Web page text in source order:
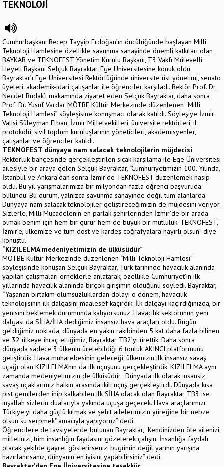
TEKNOLOJİ
Cumhurbaşkanı Recep Tayyip Erdoğan’ın öncülüğünde başlayan Milli
Teknoloji Hamlesine özellikle savunma sanayinde önemli katkıları olan
BAYKAR ve TEKNOFEST Yönetim Kurulu Başkanı, T3 Vakfı Mütevelli
Heyeti Başkanı Selçuk Bayraktar, Ege Üniversitesine konuk oldu.
Bayraktar’ı Ege Üniversitesi Rektörlüğünde üniversite üst yönetimi, senato
üyeleri, akademik-idari çalışanlar ile öğrenciler karşıladı. Rektör Prof. Dr.
Necdet Budak’ı makamında ziyaret eden Selçuk Bayraktar, daha sonra
Prof. Dr. Yusuf Vardar MÖTBE Kültür Merkezinde düzenlenen “Milli
Teknoloji Hamlesi” söyleşisine konuşmacı olarak katıldı. Söyleşiye İzmir
Valisi Süleyman Elban, İzmir Milletvekilleri, üniversite rektörleri, il
protokolü, sivil toplum kuruluşlarının yöneticileri, akademisyenler,
çalışanlar ve öğrenciler katıldı.
TEKNOFEST dünyaya nam salacak teknolojilerin müjdecisi
Rektörlük bahçesinde gerçekleştirilen sıcak karşılama ile Ege Üniversitesi
ailesiyle bir araya gelen Selçuk Bayraktar, “Cumhuriyetimizin 100. Yılında,
İstanbul ve Ankara’dan sonra İzmir’de TEKNOFEST düzenlemek nasip
oldu. Bu yıl yarışmalarımıza bir milyondan fazla öğrenci başvuruda
bulundu. Bu durum, yalnızca savunma sanayinde değil tüm alanlarda
Dünyaya nam salacak teknolojiler geliştireceğimizin de müjdesini veriyor.
Sizlerle, Milli Mücadelenin en parlak şehirlerinden İzmir’de bir arada
olmak benim için hem bir gurur hem de büyük bir mutluluk. TEKNOFEST,
İzmir’e, ülkemize ve tüm dost ve kardeş coğrafyalara hayırlı olsun” diye
konuştu.
“KIZILELMA medeniyetimizin de ülküsüdür”
MÖTBE Kültür Merkezinde düzenlenen “Milli Teknoloji Hamlesi”
söyleşisinde konuşan Selçuk Bayraktar, Türk tarihinde havacılık alanında
yapılan çalışmaları örneklerle anlatarak, özellikle Cumhuriyet’in ilk
yıllarında havacılık alanında birçok girişimin olduğunu söyledi. Bayraktar,
“Yaşanan birtakım olumsuzluklardan dolayı o dönem, havacılık
teknolojisinin ilk dalgasını maalesef kaçırdık. İlk dalgayı kaçırdığınızda, bir
yenisini beklemek durumunda kalıyorsunuz. Havacılık sektörünün yeni
dalgası da SİHA/İHA dediğimiz insansız hava araçları oldu. Bugün
geldiğimiz noktada, dünyada en yakın rakibinden 5 kat daha fazla bilinen
ve 32 ülkeye ihraç ettiğimiz, Bayraktar TB2’yi ürettik. Daha sonra
dünyada sadece 3 ülkenin üretebildiği 6 tonluk AKINCI platformunu
geliştirdik. Hava muharebesinin geleceği, ülkemizin ilk insansız savaş
uçağı olan KIZILELMA’nın da ilk uçuşunu gerçekleştirdik. KIZILELMA aynı
zamanda medeniyetimizin de ülküsüdür. Dünyada ilk olarak insansız
savaş uçaklarımız halkın arasında ikili uçuş gerçekleştirdi. Dünyada kısa
pist gemilerden inip kalkabilen ilk SİHA olacak olan Bayraktar TB3 ise
inşallah sizlerin dualarıyla yakında uçuşa geçecek. Hava araçlarımızı
Türkiye'yi daha güçlü kılmak ve şehit ailelerimizin yüreğine bir nebze
olsun su serpmek" amacıyla yapıyoruz” dedi.
Öğrencilere de tavsiyelerde bulunan Bayraktar, “Kendinizden öte ailenizi,
milletinizi, tüm insanlığın faydasını gözeterek çalışın. İnsanlığa faydalı
olacak şekilde gayret gösterirseniz, bugünün değil yarının yarışına
hazırlanırsanız, dünyanın en iyisini yapabilirsiniz” dedi.